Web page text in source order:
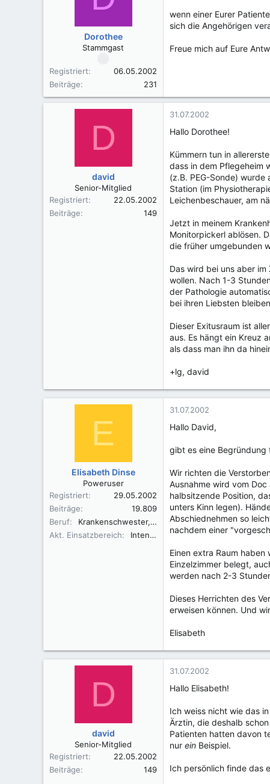
Dorothee
Stammgast
Registriert
06.05.2002
Beiträge
231
wenn einer Eurer
sich die Angehörigen
Freue mich auf Eure
D
david
Senior-Mitglied
Registriert
22.05.2002
Beiträge
149
31.07.2002
Hallo Dorothee!
Kümmern tun in
dass in dem Pflegeheim
(z.B. PEG-Sonde)
Station (im
Leichenbeschauer, am
Jetzt in meinem
Monitorpickerl ablösen.
die früher umgebunden
Das wird bei uns aber
wollen. Nach 1-3
der Pathologie
bei ihren Liebsten
Dieser Exitusraum ist
aus. Es hängt ein Kreuz
als dass man ihn da
+lg, david
E
Elisabeth Dinse
Poweruser
Registriert
29.05.2002
Beiträge
19.809
Beruf
Krankenschwester, Fachkrankenschwester A/I, Praxisbegleiter Basale Stimulation
Akt. Einsatzbereich
Intensivüberwachung
31.07.2002
Hallo David,
gibt es eine Begründung
Wir richten die
Ausnahme wird vom
halbsitzende Position,
unters Kinn legen).
Abschiednehmen so
nachdem einer
Einen extra Raum
Einzelzimmer belegt,
werden nach 2-3
Dieses Herrichten des
erweisen können. Und
Elisabeth
D
david
Senior-Mitglied
Registriert
22.05.2002
Beiträge
149
31.07.2002
Hallo Elisabeth!
Ich weiss nicht wie das
Ärztin, die deshalb
Patienten hatten davon
nur ein Beispiel.
Ich persönlich finde das